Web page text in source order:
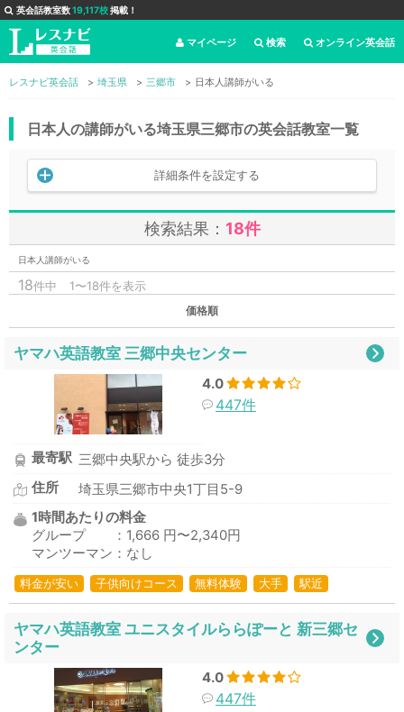
英会話教室数19,117校掲載！
オンライン英会話
検索
マイページ
レスナビ英会話 埼玉県 三郷市 日本人講師がいる
日本人の講師がいる埼玉県三郷市の英会話教室一覧
詳細条件を設定する
検索結果： 18件
日本人講師がいる
18件中 1〜18件を表示
価格順
ヤマハ英語教室 三郷中央センター
4.0
447件
最寄駅 三郷中央駅から 徒歩3分
住所
埼玉県三郷市中央1丁目5-9
1時間あたりの料金
グループ ：1,666 円〜2,340円
マンツーマン：なし
料金が安い 子供向けコース 無料体験 大手 駅近
ヤマハ英語教室 ユニスタイルららぽーと 新三郷セ
ンター
4.0
447件